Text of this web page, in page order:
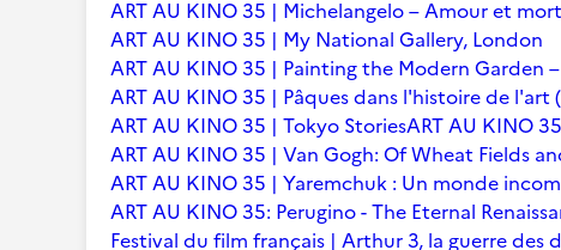
ART AU KINO 35 | Michelangelo – Amour et mort
ART AU KINO 35 | My National Gallery, London
ART AU KINO 35 | Painting the Modern Garden
ART AU KINO 35 | Pâques dans l'histoire de l'art
ART AU KINO 35 | Tokyo StoriesART AU KINO
ART AU KINO 35 | Van Gogh: Of Wheat Fields
ART AU KINO 35 | Yaremchuk : Un monde
ART AU KINO 35: Perugino - The Eternal
Festival du film français | Arthur 3, la guerre des